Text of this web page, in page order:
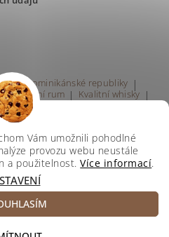
z Dominikánské republiky |
| Kvalitní rum | Kvalitní whisky |
rumu Praha
vyhrazenaUpravit nastavení cookies
Shoptet
Vám umožnili pohodlné
provozu webu neustále
a použitelnost.Více informací.